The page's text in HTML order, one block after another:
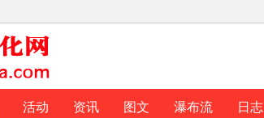
活动 资讯 图文 瀑布流 日志